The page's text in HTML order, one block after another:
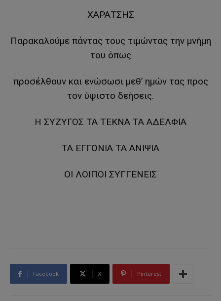
ΧΑΡΑΤΣΗΣ
Παρακαλούμε πάντας τους τιμώντας την μνήμη
του όπως
προσέλθουν και ενώσωσι μεθ’ ημών τας προς
τον ύψιστο δεήσεις.
Η ΣΥΖΥΓΟΣ ΤΑ ΤΕΚΝΑ ΤΑ ΑΔΕΛΦΙΑ
ΤΑ ΕΓΓΟΝΙΑ ΤΑ ΑΝΙΨΙΑ
ΟΙ ΛΟΙΠΟΙ ΣΥΓΓΕΝΕΙΣ
Facebook X Pinterest